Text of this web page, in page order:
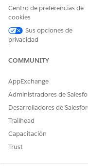
¡Háganos
Centro de preferencias de
cookies
Sus opciones de
privacidad
COMMUNITY
AppExchange
Administradores de
Desarrolladores de
Trailhead
Capacitación
Trust